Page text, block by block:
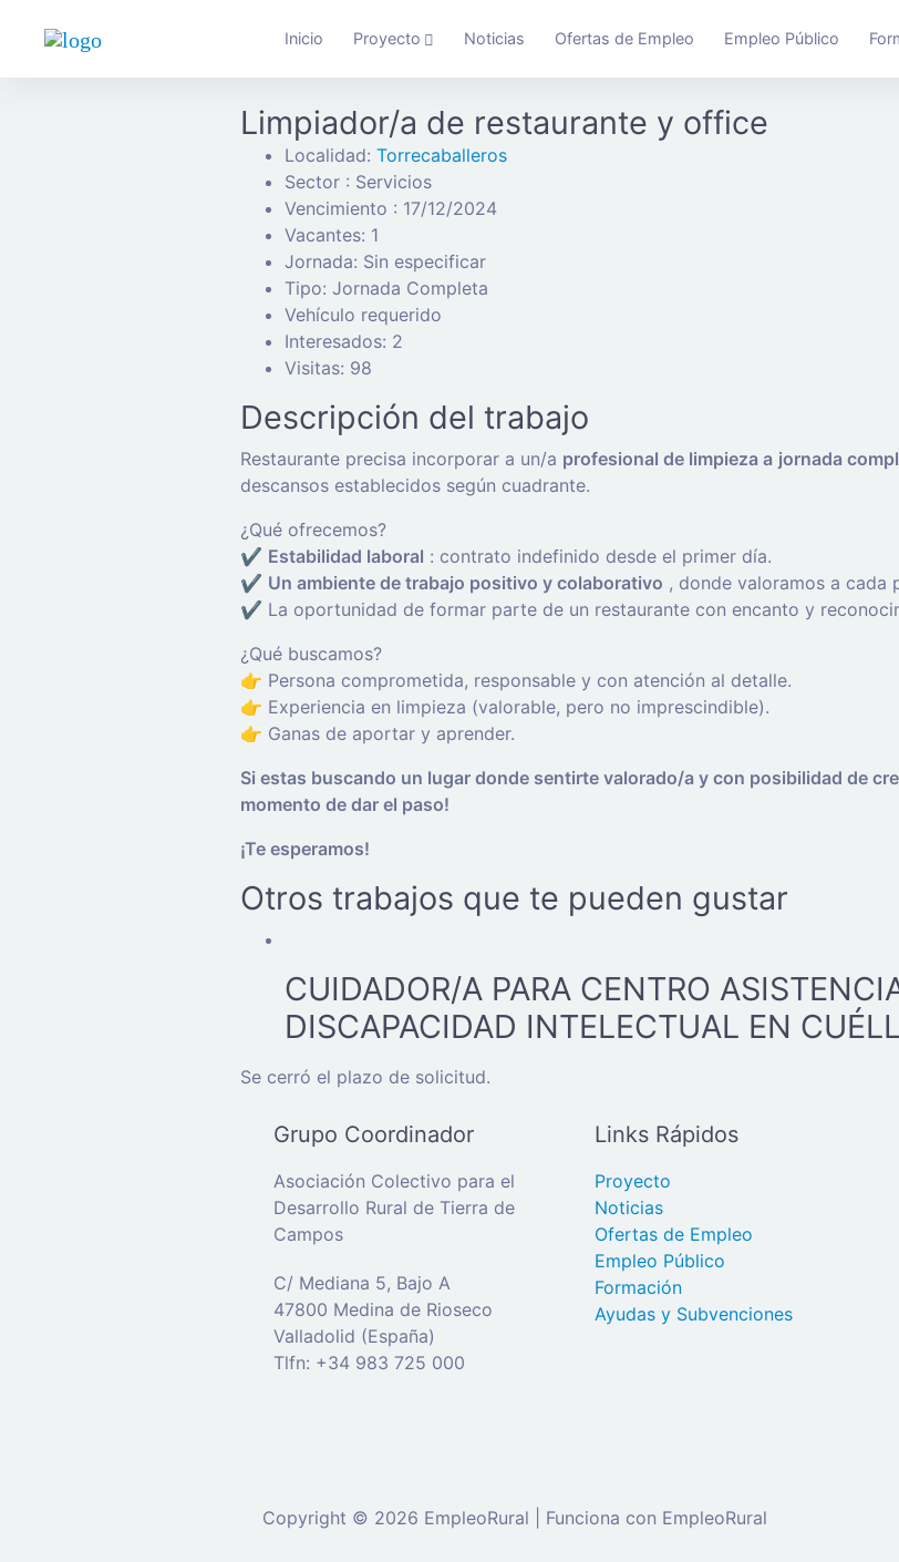
Inicio Proyecto Noticias Ofertas de Empleo Empleo Público
Limpiador/a de restaurante y office
Localidad: Torrecaballeros
Sector : Servicios
Vencimiento : 17/12/2024
Vacantes: 1
Jornada: Sin especificar
Tipo: Jornada Completa
Vehículo requerido
Interesados: 2
Visitas: 98
Descripción del trabajo
Restaurante precisa incorporar a un/a profesional de limpieza a jornada
descansos establecidos según cuadrante.
¿Qué ofrecemos?
✔️ Estabilidad laboral : contrato indefinido desde el primer día.
✔️ Un ambiente de trabajo positivo y colaborativo , donde valoramos a cada
✔️ La oportunidad de formar parte de un restaurante con encanto y
¿Qué buscamos?
👉 Persona comprometida, responsable y con atención al detalle.
👉 Experiencia en limpieza (valorable, pero no imprescindible).
👉 Ganas de aportar y aprender.
Si estas buscando un lugar donde sentirte valorado/a y con posibilidad de
momento de dar el paso!
¡Te esperamos!
Otros trabajos que te pueden gustar
CUIDADOR/A PARA CENTRO
DISCAPACIDAD INTELECTUAL EN
Se cerró el plazo de solicitud.
Grupo Coordinador
Asociación Colectivo para el
Desarrollo Rural de Tierra de
Campos
C/ Mediana 5, Bajo A
47800 Medina de Rioseco
Valladolid (España)
Tlfn: +34 983 725 000
Links Rápidos
Proyecto
Noticias
Ofertas de Empleo
Empleo Público
Formación
Ayudas y Subvenciones
Copyright © 2026 EmpleoRural | Funciona con EmpleoRural